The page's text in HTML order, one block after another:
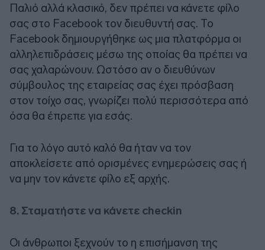
Παλιό αλλά κλασικό, δεν πρέπει να κάνετε φίλο
σας στο Facebook τον διευθυντή σας. Το
Facebook δημιουργήθηκε ως μια πλατφόρμα οι
αλληλεπιδράσεις μέσω της οποίας θα πρέπει να
σας χαλαρώνουν. Ωστόσο αν ο διευθύνων
σύμβουλος της εταιρείας σας έχει πρόσβαση
στον τοίχο σας, γνωρίζει πολύ περισσότερα από
όσα θα έπρεπε για εσάς.
Για το λόγο αυτό καλό θα ήταν να τον
αποκλείσετε από ορισμένες ενημερώσεις σας ή
να μην τον κάνετε φίλο εξ αρχής.
8. Σταματήστε να κάνετε checkin
Οι άνθρωποι ξεχνούν το η επισήμανση της